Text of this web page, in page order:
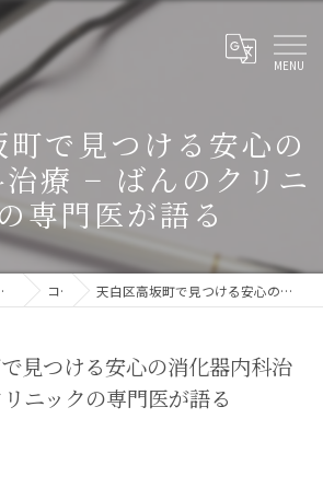
で見つける安心の
療 − ばんのクリニ
専門医が語る
クリニック コラム 天白区高坂町で見つける安心の消化器内科治療 − ばんのクリニックの専門医が語る
見つける安心の消化器内科治
ニックの専門医が語る